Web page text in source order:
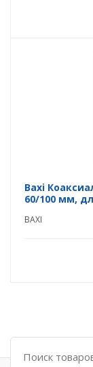
Baxi
60/100 мм,
BAXI
Поиск